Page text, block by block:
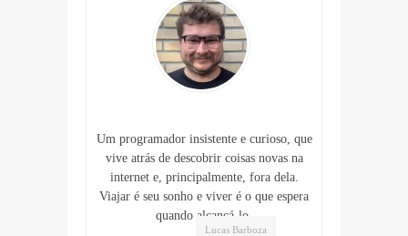
Lucas Barboza
Um programador insistente e curioso, que
vive atrás de descobrir coisas novas na
internet e, principalmente, fora dela.
Viajar é seu sonho e viver é o que espera
quando alcançá-lo.